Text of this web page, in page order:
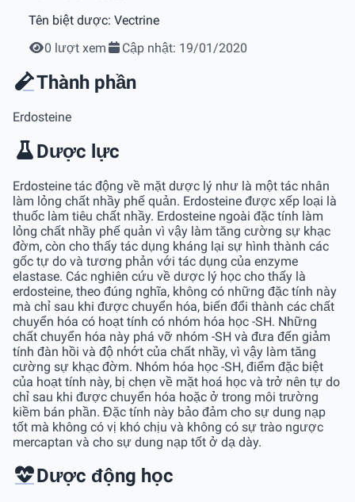
Tên biệt dược: Vectrine
0 lượt xem
Cập nhật: 19/01/2020
Thành phần
Erdosteine
Dược lực
Erdosteine tác động về mặt dược lý như là một tác nhân
làm lỏng chất nhầy phế quản. Erdosteine được xếp loại là
thuốc làm tiêu chất nhầy. Erdosteine ngoài đặc tính làm
lỏng chất nhầy phế quản vì vậy làm tăng cường sự khạc
đờm, còn cho thấy tác dụng kháng lại sự hình thành các
gốc tự do và tương phản với tác dụng của enzyme
elastase. Các nghiên cứu về dược lý học cho thấy là
erdosteine, theo đúng nghĩa, không có những đặc tính này
mà chỉ sau khi được chuyển hóa, biến đổi thành các chất
chuyển hóa có hoạt tính có nhóm hóa học -SH. Những
chất chuyển hóa này phá vỡ nhóm -SH và đưa đến giảm
tính đàn hồi và độ nhớt của chất nhầy, vì vậy làm tăng
cường sự khạc đờm. Nhóm hóa học -SH, điểm đặc biệt
của hoạt tính này, bị chẹn về mặt hoá học và trở nên tự do
chỉ sau khi được chuyển hóa hoặc ở trong môi trường
kiềm bán phần. Đặc tính này bảo đảm cho sự dung nạp
tốt mà không có vị khó chịu và không có sự trào ngược
mercaptan và cho sự dung nạp tốt ở dạ dày.
Dược động học